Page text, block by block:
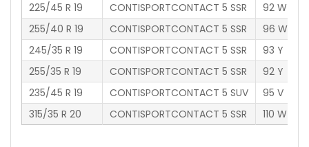
225/45 R 19
CONTISPORTCONTACT 5 SSR
92 W
255/40 R 19
CONTISPORTCONTACT 5 SSR
96 W
245/35 R 19
CONTISPORTCONTACT 5 SSR
93 Y
255/35 R 19
CONTISPORTCONTACT 5 SSR
92 Y
235/45 R 19
CONTISPORTCONTACT 5 SUV
95 V
315/35 R 20
CONTISPORTCONTACT 5 SSR 110 W